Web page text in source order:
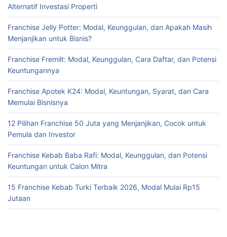
Alternatif Investasi Properti
Franchise Jelly Potter: Modal, Keunggulan, dan Apakah Masih
Menjanjikan untuk Bisnis?
Franchise Fremilt: Modal, Keunggulan, Cara Daftar, dan Potensi
Keuntungannya
Franchise Apotek K24: Modal, Keuntungan, Syarat, dan Cara
Memulai Bisnisnya
12 Pilihan Franchise 50 Juta yang Menjanjikan, Cocok untuk
Pemula dan Investor
Franchise Kebab Baba Rafi: Modal, Keunggulan, dan Potensi
Keuntungan untuk Calon Mitra
15 Franchise Kebab Turki Terbaik 2026, Modal Mulai Rp15
Jutaan